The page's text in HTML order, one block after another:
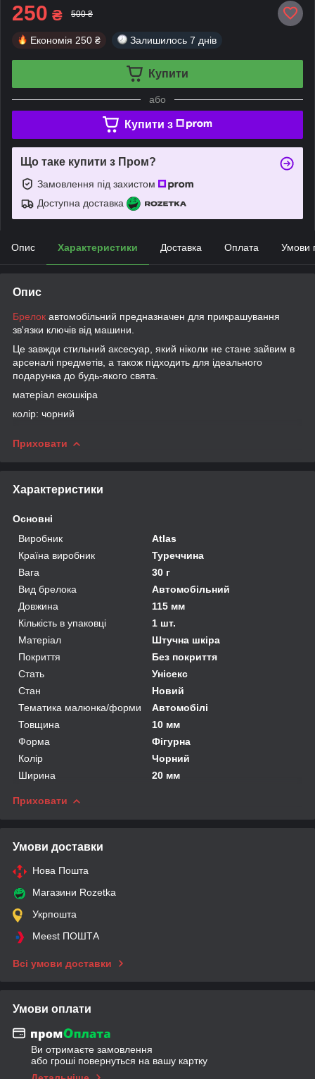
250 ₴ 500 ₴
Економія 250 ₴ Залишилось 7 днів
Купити
або
Купити з
Що таке купити з Пром?
Замовлення під захистом
Доступна доставка
Опис Характеристики Доставка Оплата Умови
Опис
Брелок автомобільний предназначен для прикрашування
зв'язки ключів від машини.
Це завжди стильний аксесуар, який ніколи не стане зайвим в
арсеналі предметів, а також підходить для ідеального
подарунка до будь-якого свята.
матеріал екошкіра
колір: чорний
Приховати
Характеристики
Основні
Виробник
Atlas
Країна виробник
Туреччина
Вага
30 г
Вид брелока
Автомобільний
Довжина
115 мм
Кількість в упаковці
1 шт.
Матеріал
Штучна шкіра
Покриття
Без покриття
Стать
Унісекс
Стан
Новий
Тематика малюнка/форми
Автомобілі
Товщина
10 мм
Форма
Фігурна
Колір
Чорний
Ширина
20 мм
Приховати
Умови доставки
Нова Пошта
Магазини Rozetka
Укрпошта
Meest ПОШТА
Всі умови доставки
Умови оплати
Ви отримаєте замовлення
або гроші повернуться на вашу картку